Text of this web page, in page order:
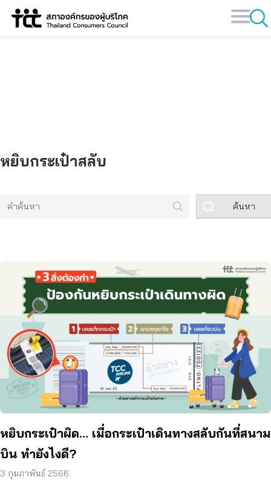
Skip
หยิบกระเป๋าสลับ
ค้นหา
หยิบกระเป๋าผิด… เมื่อกระเป๋าเดินทางสลับกันที่สนาม
บิน ทำยังไงดี?
3 กุมภาพันธ์ 2566